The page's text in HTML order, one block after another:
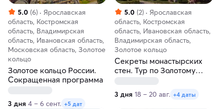
5.0 (6)
Ярославская
область, Костромская
область, Владимирская
область, Ивановская область,
Московская область, Золотое
кольцо
Золотое кольцо России.
Сокращенная программа
3 дня 4 – 6 сент. +5 дат
5.0 (2)
Ярославская
область, Костромская
область, Ивановская область,
Владимирская область,
Золотое кольцо
Секреты монастырских
стен. Тур по Золотому
3 дня 18 – 20 авг. +4 даты